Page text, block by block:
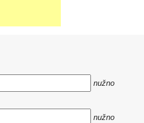
nužno
nužno